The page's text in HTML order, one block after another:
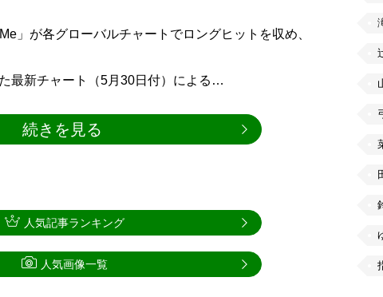
」が各グローバルチャートでロングヒットを収め、
最新チャート（5月30日付）による…
続きを見る
人気記事ランキング
人気画像一覧